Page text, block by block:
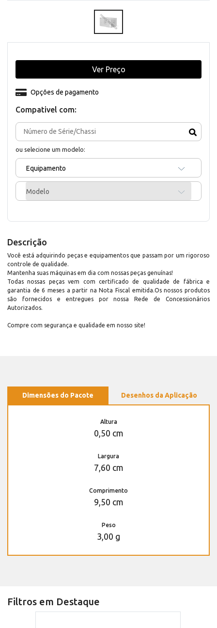
Compativel com:
ou selecione um modelo:
Equipamento
Modelo
Opções de pagamento
Ver Preço
Descrição
Você está adquirindo peças e equipamentos que passam por um rigoroso
controle de qualidade.
Mantenha suas máquinas em dia com nossas peças genuínas!
Todas nossas peças vem com certificado de qualidade de fábrica e
garantia de 6 meses a partir na Nota Fiscal emitida.Os nossos produtos
são fornecidos e entregues por nossa Rede de Concessionários
Autorizados.
Compre com segurança e qualidade em nosso site!
Dimensões do Pacote Desenhos da Aplicação
Altura
0,50 cm
Largura
7,60 cm
Comprimento
9,50 cm
Peso
3,00 g
Filtros em Destaque